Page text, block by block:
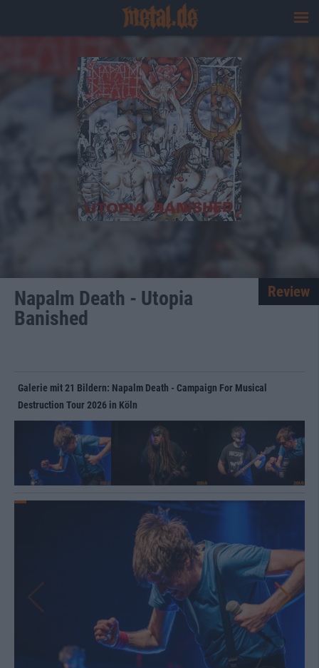
Napalm Death - Utopia
Banished
Review
Galerie mit 21 Bildern: Napalm Death - Campaign For Musical
Destruction Tour 2026 in Köln